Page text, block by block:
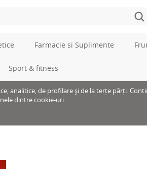
Farmacie si Suplimente
Sport & fitness
analitice, de profilare și de la terțe părți.
dintre cookie-uri.